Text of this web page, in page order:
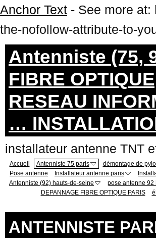
Anchor Text - See more at:
the-nofollow-attribute-to-
Antenniste (75,
FIBRE
RESEAU
…
installateur
Accueil Antenniste 75 paris démontage de
Pose antenne
Installateur antenne paris
Antenniste (92) hauts-de-seine
pose antenne 92
DEPANNAGE FIBRE OPTIQUE PARIS
ANTENNISTE